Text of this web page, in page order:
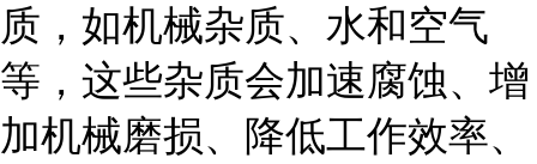
质，如机械杂质、水和空气
等，这些杂质会加速腐蚀、增
加机械磨损、降低工作效率、